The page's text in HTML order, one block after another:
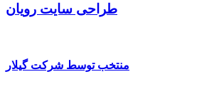
طراحی سایت رویان
منتخب توسط شرکت گیلار